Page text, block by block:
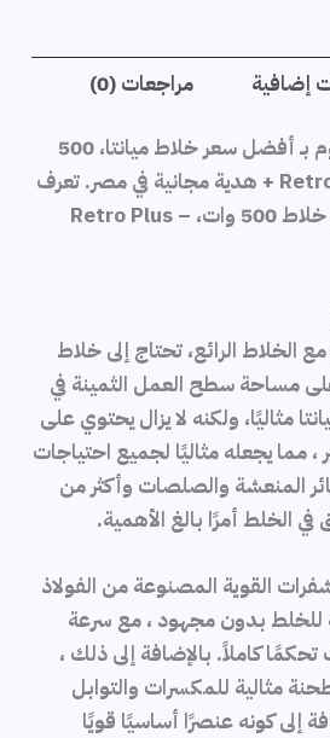
إضافية مراجعات (0)
اشتري الآن من آياتي.كوم بـ أفضل سعر خلاط ميانتا، 500
وات، Retro Plus – BL721 + هدية مجانية في مصر. تعرف
علي مواصفات واسعار خلاط 500 وات، Retro Plus –
الخلاط الرائع، تحتاج إلى خلاط
مساحة سطح العمل الثمينة في
مثاليًا، ولكنه لا يزال يحتوي على
كبير سعة 1.25 لتر ، مما يجعله مثاليًا لجميع احتياجات
المنعشة والصلصات وأكثر من
الخلط أمرًا بالغ الأهمية.
القوية المصنوعة من الفولاذ
للخلط بدون مجهود ، مع سرعة
كاملاً. بالإضافة إلى ذلك ،
طراز الخلاط بـ 2 مطحنة مثالية للمكسرات والتوابل
إلى كونه عنصرًا أساسيًا قويًا